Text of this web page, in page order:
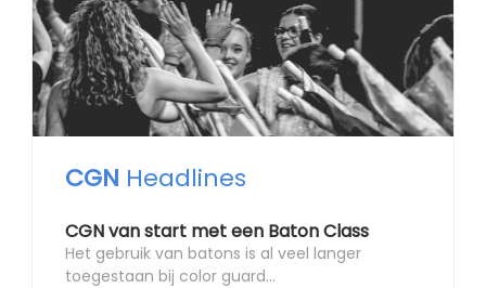
CGN Headlines
CGN van start met een Baton Class
Het gebruik van batons is al veel langer
toegestaan bij color guard...